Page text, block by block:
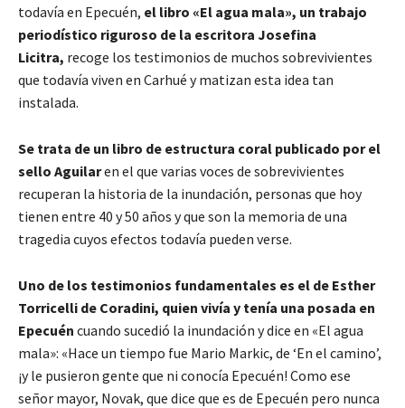
todavía en Epecuén, el libro «El agua mala», un trabajo
periodístico riguroso de la escritora Josefina
Licitra, recoge los testimonios de muchos sobrevivientes
que todavía viven en Carhué y matizan esta idea tan
instalada.
Se trata de un libro de estructura coral publicado por el
sello Aguilaren el que varias voces de sobrevivientes
recuperan la historia de la inundación, personas que hoy
tienen entre 40 y 50 años y que son la memoria de una
tragedia cuyos efectos todavía pueden verse.
Uno de los testimonios fundamentales es el de Esther
Torricelli de Coradini, quien vivía y tenía una posada en
Epecuén cuando sucedió la inundación y dice en «El agua
mala»: «Hace un tiempo fue Mario Markic, de ‘En el camino’,
¡y le pusieron gente que ni conocía Epecuén! Como ese
señor mayor, Novak, que dice que es de Epecuén pero nunca